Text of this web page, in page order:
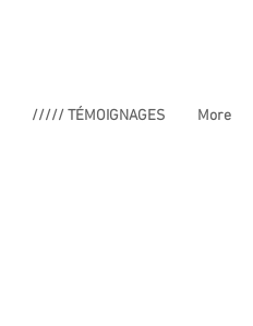
///// TÉMOIGNAGES More